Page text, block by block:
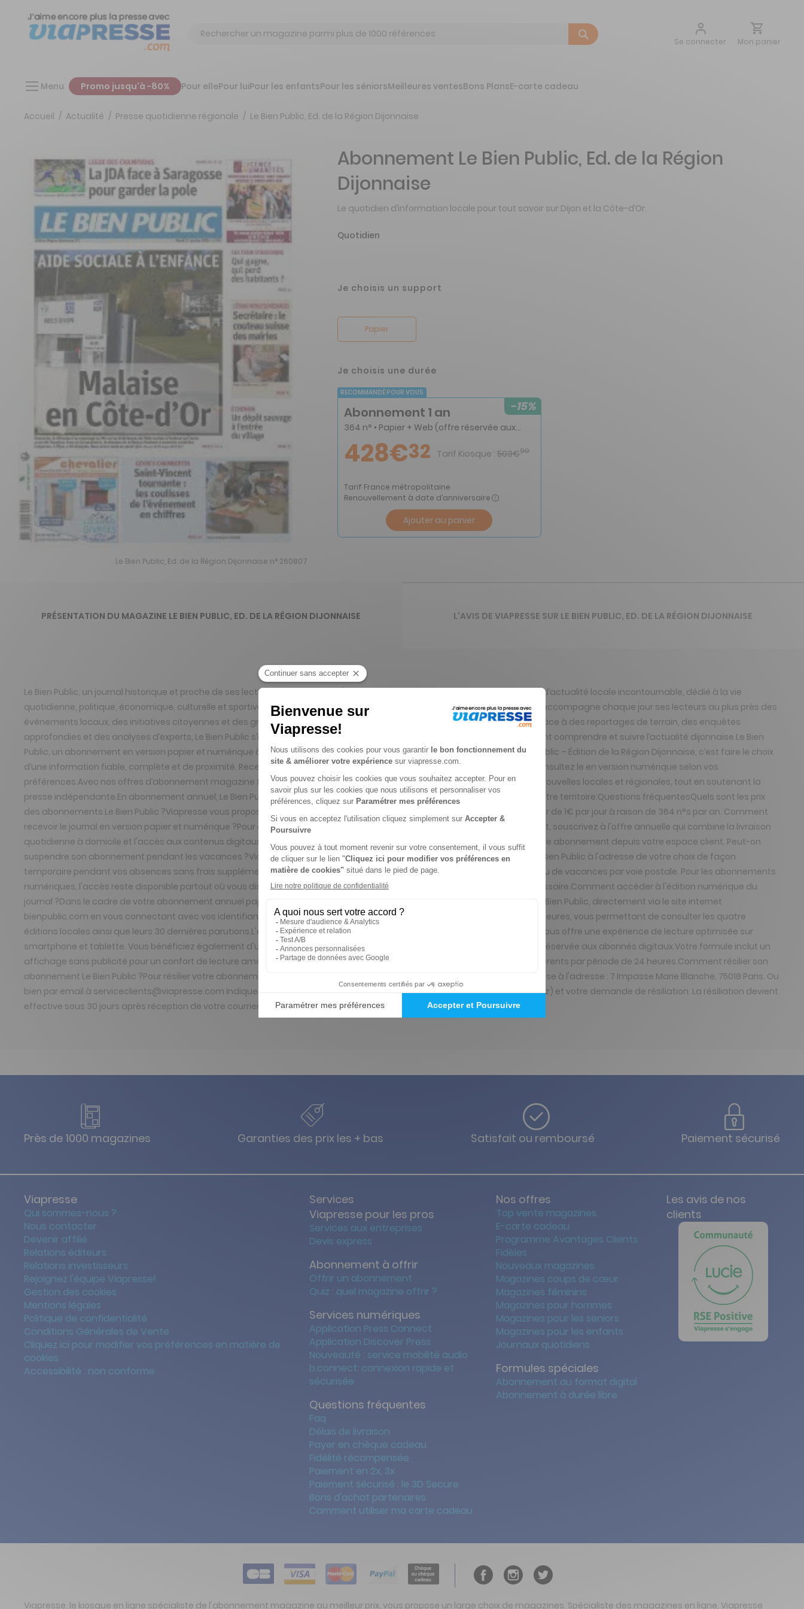
Chercher
Se connecter
Aller
Mon panier
Menu Promo jusqu'à -80% Pour ellePour luiPour les enfantsPour les séniorsMeilleures ventesBons PlansE-carte cadeau
Accueil Actualité Presse quotidienne régionale Le Bien Public, Ed. de la Région Dijonnaise
Le Bien Public, Ed. de la Région Dijonnaise n° 260807
Abonnement Le Bien Public, Ed. de la Région
Dijonnaise
Le quotidien d’information locale pour tout savoir sur Dijon et la Côte-d’Or.
Quotidien
Je choisis un support
Papier
Je choisis une durée
RECOMMANDÉ POUR VOUS
-15%
Abonnement 1 an
364 n° • Papier + Web (offre réservée aux particuliers)
428€32 Tarif Kiosque : 503€90
Tarif France métropolitaine
Renouvellement à date d’anniversaire
Ajouter au panier
PRÉSENTATION DU MAGAZINE LE BIEN PUBLIC, ED. DE LA RÉGION DIJONNAISE
Le Bien Public, un journal historique et proche de ses lecteursLe Bien Public – Édition de la Région Dijonnaise est un magazine d’actualité locale incontournable, dédié à la vie
quotidienne, politique, économique, culturelle et sportive de Dijon et de la Côte-d’Or. Véritable pilier de la presse régionale, il accompagne chaque jour ses lecteurs au plus près des
événements locaux, des initiatives citoyennes et des grands dossiers qui animent la région Bourgogne Franche-Comté. Grâce à des reportages de terrain, des enquêtes
approfondies et des analyses d’experts, Le Bien Public s’impose comme un journal de référence pour tous ceux qui souhaitent comprendre et suivre l’actualité dijonnaise.Le Bien
Public, un abonnement en version papier et numérique à portée de mainOpter pour un abonnement au magazine Le Bien Public – Édition de la Région Dijonnaise, c’est faire le choix
d’une information fiable, complète et de proximité. Recevez chaque jour votre journal régional directement chez vous ou consultez le en version numérique selon vos
préférences.Avec nos offres d’abonnement magazine flexibles et avantageuses, restez informé en continu des dernières nouvelles locales et régionales, tout en soutenant la
presse indépendante.En abonnement annuel, Le Bien Public vous garantit une lecture quotidienne de qualité, au cœur de votre territoire.Questions fréquentesQuels sont les prix
des abonnements Le Bien Public ?Viapresse vous propose un abonnement annuel en version papier + numérique web à partir de 1€ par jour à raison de 364 n°s par an. Comment
recevoir le journal en version papier et numérique ?Pour obtenir Le Bien Public en formats papier et numérique simultanément, souscrivez à l'offre annuelle qui combine la livraison
quotidienne à domicile et l'accès aux contenus digitaux. Vous pouvez vous abonner directement sur Viapresse et gérer votre abonnement depuis votre espace client. Peut-on
suspendre son abonnement pendant les vacances ?Viapresse vous propose un service de réexpédition de votre journal Le Bien Public à l'adresse de votre choix de façon
temporaire pendant vos absences sans frais supplémentaire. Vous pouvez également faire suivre votre journal sur votre lieu de vacances par voie postale. Pour les abonnements
numériques, l'accès reste disponible partout où vous disposez d'une connexion internet, rendant la suspension moins nécessaire.Comment accéder à l'édition numérique du
journal ?Dans le cadre de votre abonnement annuel papier + numérique web, vous pouvez consulter l'édition numérique du Bien Public, directement via le site internet
bienpublic.com en vous connectant avec vos identifiants personnels. Votre journal devient disponible chaque matin dès 6 heures, vous permettant de consulter les quatre
éditions locales ainsi que leurs 30 dernières parutions.L'application mobile Le Bien Public, téléchargeable sur iOS et Android, vous offre une expérience de lecture optimisée sur
smartphone et tablette. Vous bénéficiez également d'une édition du soir exclusive mise en ligne quotidiennement à 21h30, réservée aux abonnés digitaux.Votre formule inclut un
affichage sans publicité pour un confort de lecture amélioré et la possibilité de consulter le journal sur quatre appareils différents par période de 24 heures.Comment résilier son
abonnement Le Bien Public ?Pour résilier votre abonnement Le Bien Public, envoyez une lettre suivie au Service Clients Viapresse à l'adresse : 7 Impasse Marie Blanche, 75018 Paris. Ou
bien par email à serviceclients@viapresse.com Indiquez vos coordonnées complètes, votre numéro d'abonné (si vous l'avez) et votre demande de résiliation. La résiliation devient
effective sous 30 jours après réception de votre courrier.
L'AVIS DE VIAPRESSE SUR LE BIEN PUBLIC, ED. DE LA RÉGION DIJONNAISE
Près de 1000 magazines Garanties des prix les + bas Satisfait ou remboursé Paiement sécurisé
Viapresse
Qui sommes-nous ?
Nous contacter
Devenir affilié
Relations éditeurs
Relations investisseurs
Rejoignez l'équipe Viapresse!
Gestion des cookies
Mentions légales
Politique de confidentialité
Conditions Générales de Vente
Cliquez ici pour modifier vos préférences en matière de
cookies
Accessibilité : non conforme
Services
Viapresse pour les pros
Services aux entreprises
Devis express
Abonnement à offrir
Offrir un abonnement
Quiz : quel magazine offrir ?
Services numériques
Application Press Connect
Application Discover Press
Nouveauté : service mobilité audio
b.connect: connexion rapide et
sécurisée
Questions fréquentes
Faq
Délais de livraison
Payer en chèque cadeau
Fidélité récompensée
Paiement en 2x, 3x
Paiement sécurisé : le 3D Secure
Bons d'achat partenaires
Comment utiliser ma carte cadeau
Nos offres
Top vente magazines
E-carte cadeau
Programme Avantages Clients
Fidèles
Nouveaux magazines
Magazines coups de cœur
Magazines féminins
Magazines pour hommes
Magazines pour les seniors
Magazines pour les enfants
Journaux quotidiens
Formules spéciales
Abonnement au format digital
Abonnement à durée libre
Les avis de nos
clients
Viapresse, le kiosque en ligne spécialiste de l'abonnement magazine au meilleur prix, vous propose un large choix de magazines. Spécialiste des magazines en ligne, Viapresse